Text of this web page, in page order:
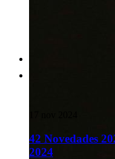
42 Novedades
2024